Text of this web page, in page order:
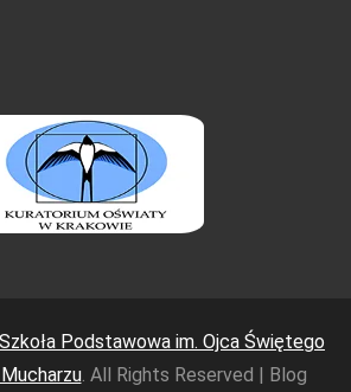
Szkoła Podstawowa im. Ojca Świętego
. All Rights Reserved | Blog